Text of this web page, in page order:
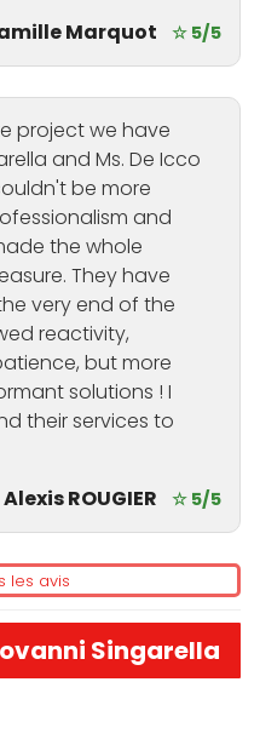
Marquot
☆ 5/5
project we have
and Ms. De Icco
be more
and
the whole
They have
very end of the
reactivity,
but more
solutions ! I
their services to
Alexis ROUGIER
☆ 5/5
les avis
Singarella